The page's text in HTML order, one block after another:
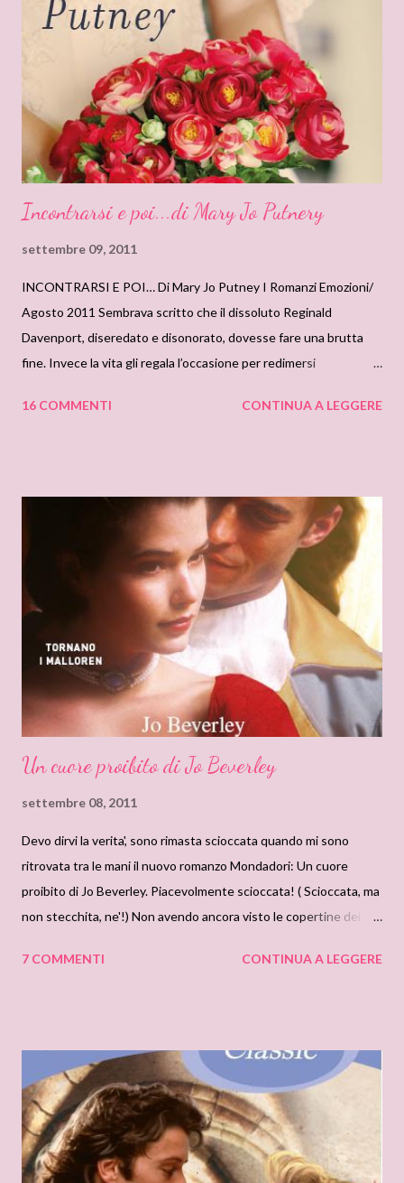
Settembre, il primo numero estratto sulla ruota Nazionale è 67...
6+7= 13 che corrisponde a ANNIKA!!! Complimenti cara e non
dimenticare di reclamare il tuo premio alla nostra mail
junerosstaff@gmail.com E ricordate che le ferie sono finite!!!
Restate con noi!!! Baci Ele
Incontrarsi e poi...di Mary Jo Putnery
settembre 09, 2011
INCONTRARSI E POI… Di Mary Jo Putney I Romanzi Emozioni/
Agosto 2011 Sembrava scritto che il dissoluto Reginald
Davenport, diseredato e disonorato, dovesse fare una brutta
fine. Invece la vita gli regala l’occasione per redimersi
sottratta quando era bambino. Ma si ritrova assolutamente
tradimenti. Le brutte esperienze del passato li avvicinano e
Reginald e Alys sembrano fatti l’uno per l’altra, eppure il futuro si
presenta come un’erta montagna da scalare. Soltanto l’amore
che li sorregge potrà salvarli dal baratro… se sapranno crederci
fino in fondo Per leggere la nostra recensione, cliccare Continua
a Leggere Direttamente dalla scrivania di Noco. Non ho mai letto
nulla di Mary Jo Putney , nonostante ne abbia sentito parlare
molto. ...
16 COMMENTI CONTINUA A LEGGERE
Un cuore proibito di Jo Beverley
settembre 08, 2011
Devo dirvi la verita', sono rimasta scioccata quando mi sono
ritrovata tra le mani il nuovo romanzo Mondadori: Un cuore
proibito di Jo Beverley. Piacevolmente scioccata! ( Scioccata, ma
non stecchita, ne'!) Non avendo ancora visto le copertine dei
terra e gli occhi aprirsi all'inverosimile. Quando c'e' da criticare, lo
siete daccordo? E' questo un modello di copertina che vi
piacerebbe vedere per i Romanzi? Ed ora passiamo al romanzo
che fa parte della serie Malloren. Essendo questa saga
pubblicata nel corso di una vita ( non potevo esimermi da
Malelinguare), i primi romanzi sono difficili da trovare. Ci
7 COMMENTI CONTINUA A LEGGERE